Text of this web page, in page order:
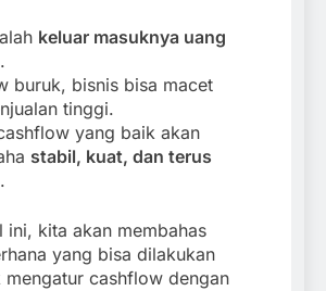
keluar masuknya uang
.
buruk, bisnis bisa macet
tinggi.
yang baik akan
stabil, kuat, dan terus
.
ini, kita akan membahas
yang bisa dilakukan
mengatur cashflow dengan